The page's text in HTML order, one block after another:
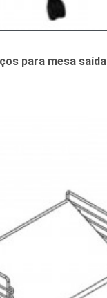
para mesa saída